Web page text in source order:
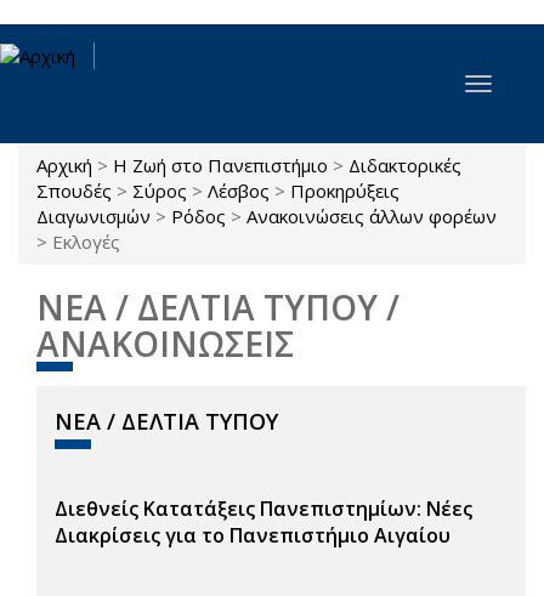
Παράκαμψη προς το κυρίως περιεχόμενο
Toggle
Είστε εδώ
Αρχική > Η Ζωή στο Πανεπιστήμιο > Διδακτορικές
Σπουδές > Σύρος > Λέσβος > Προκηρύξεις
Διαγωνισμών > Ρόδος > Ανακοινώσεις άλλων φορέων
> Εκλογές
ΝΕΑ / ΔΕΛΤΙΑ ΤΥΠΟΥ /
ΑΝΑΚΟΙΝΩΣΕΙΣ
ΝΕΑ / ΔΕΛΤΙΑ ΤΥΠΟΥ
Διεθνείς Κατατάξεις Πανεπιστημίων: Νέες
Διακρίσεις για το Πανεπιστήμιο Αιγαίου